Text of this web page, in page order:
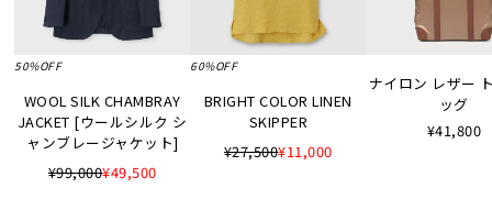
50%OFF
WOOL SILK CHAMBRAY
JACKET [ウールシルク シ
ャンブレージャケット]
¥99,000¥49,500
60%OFF
BRIGHT COLOR LINEN
SKIPPER
¥27,500¥11,000
ナイロン レザー
ッグ
¥41,800